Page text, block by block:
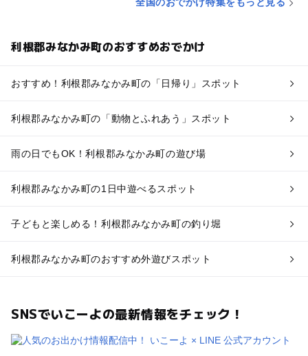
利根郡みなかみ町のおすすめおでかけ
おすすめ！利根郡みなかみ町の「日帰り」スポット
利根郡みなかみ町の「動物とふれあう」スポット
雨の日でもOK！利根郡みなかみ町の遊び場
利根郡みなかみ町の1日中遊べるスポット
子どもと楽しめる！利根郡みなかみ町の釣り堀
利根郡みなかみ町のおすすめ外遊びスポット
SNSでいこーよの最新情報をチェック！